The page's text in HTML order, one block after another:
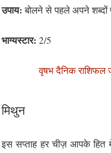
उपाय: बोलने से पहले अपने शब्दों
भाग्यस्टार: 2/5
वृषभ दैनिक राशिफल
मिथुन
इस सप्ताह हर चीज़ आपके हित